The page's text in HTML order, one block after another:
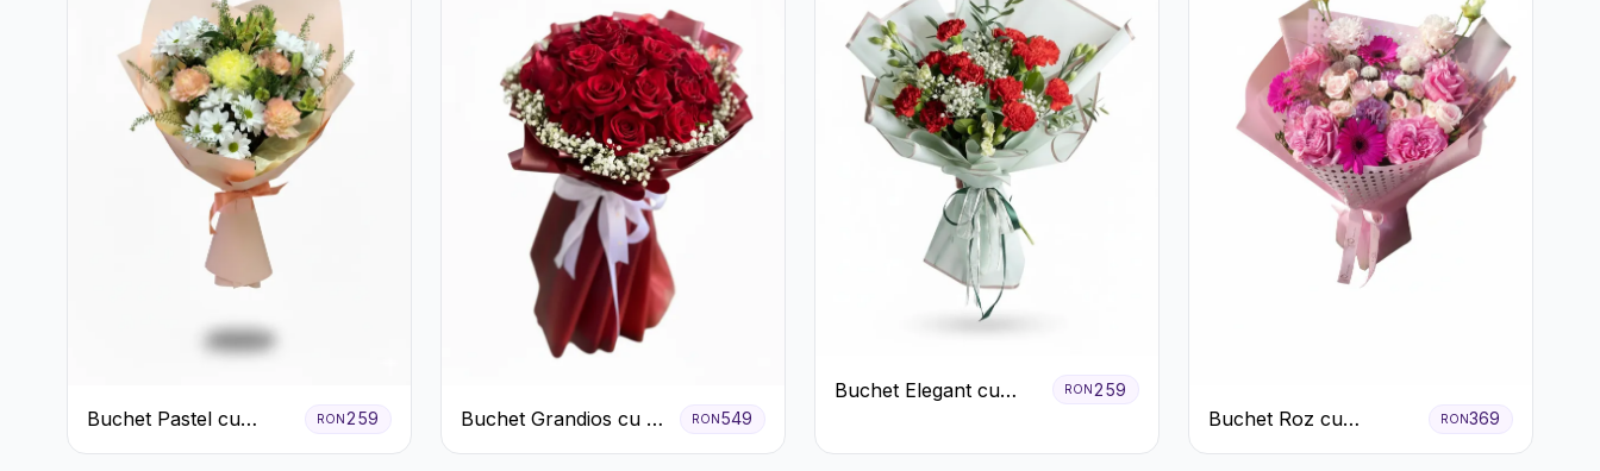
Buchet Pastel cu
Crizanteme și Garoafe
RON259
Buchet Grandios cu 25
de Trandafiri Roșii
RON549
Buchet Elegant cu
RON 259
Buchet Roz cu
Tradafiri și Gerbera
RON369